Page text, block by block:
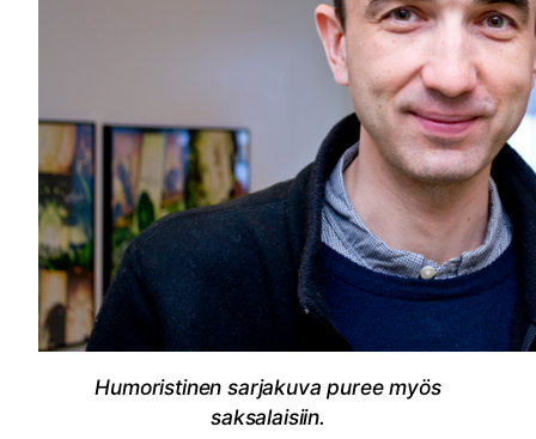
Humoristinen sarjakuva puree myös
saksalaisiin.